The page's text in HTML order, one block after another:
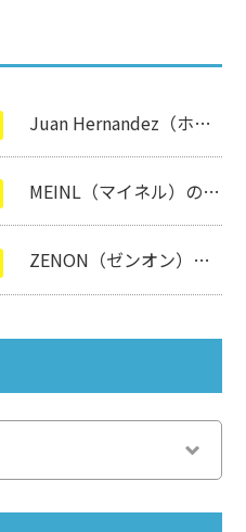
Juan Hernandez（ホアン・エルナンデス）のSambaについて【フラメンコギター】
MEINL（マイネル）のJC50Bについて【カホン】
ZENON（ゼンオン）のMB-SPについて【ミュージックベル】